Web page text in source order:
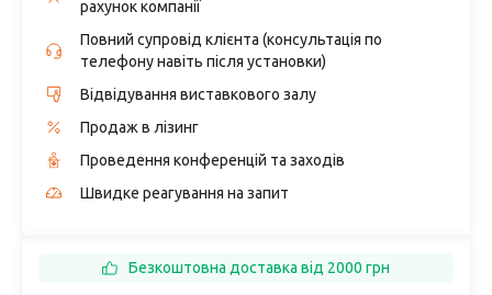
рахунок компанії
Повний супровід клієнта (консультація по
телефону навіть після установки)
Відвідування виставкового залу
Продаж в лізинг
Проведення конференцій та заходів
Швидке реагування на запит
Безкоштовна доставка від 2000 грн